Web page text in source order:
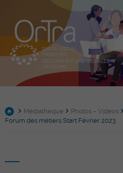
Médiathèque
Photos – Vidéos
Forum des métiers Start Février 2023